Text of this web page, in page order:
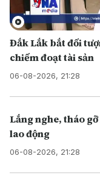
Đắk Lắk bắt đối
chiếm đoạt tài sản
06-08-2026, 21:28
Lắng nghe, tháo
lao động
06-08-2026, 21:28